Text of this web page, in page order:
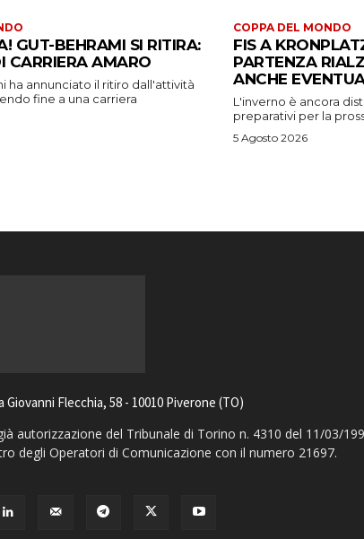
GUT-BEHRAMI SI RITIRA:
CARRIERA AMARO
ha annunciato il ritiro dall'attività
fine a una carriera
COPPA DEL MONDO
FIS A
PARTENZA
ANCHE
L'inverno è ancora
preparativi per la
5 Agosto 2026
Flecchia, 58 - 10010 Piverone (TO)
autorizzazione del Tribunale di Torino n. 4310 del 11/03/
degli Operatori di Comunicazione con il numero 21697.